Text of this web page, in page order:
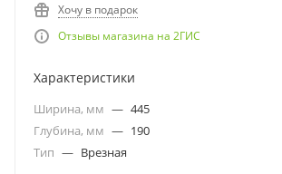
Хочу в подарок
Отзывы магазина на 2ГИС
Характеристики
Ширина, мм — 445
Глубина, мм — 190
Тип — Врезная